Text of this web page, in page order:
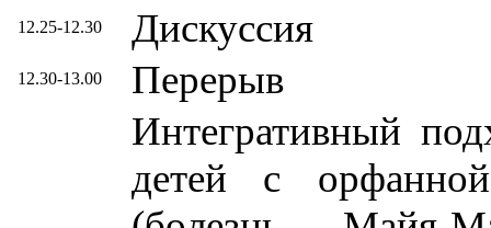
12.25-12.30 Дискуссия
12.30-13.00 Перерыв
Интегративный
детей с